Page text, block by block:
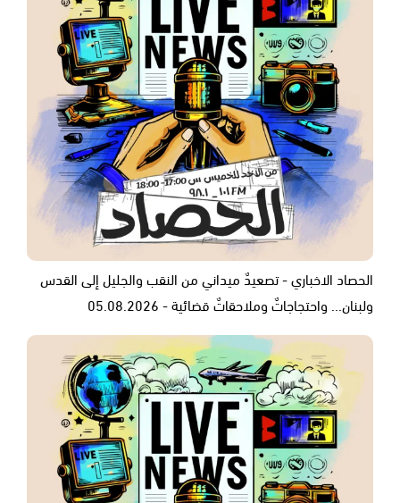
الحصاد الاخباري - تصعيدٌ ميداني من النقب والجليل إلى القدس
ولبنان... واحتجاجاتٌ وملاحقاتٌ قضائية - 05.08.2026